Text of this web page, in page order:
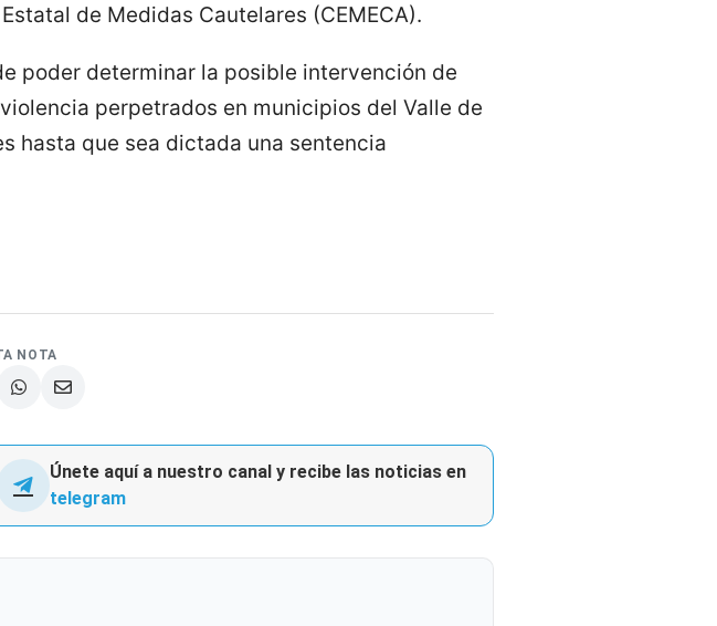
de Medidas Cautelares (CEMECA).
poder determinar la posible intervención de
perpetrados en municipios del Valle de
hasta que sea dictada una sentencia
NOTA
Únete aquí a nuestro canal y recibe las noticias en
telegram